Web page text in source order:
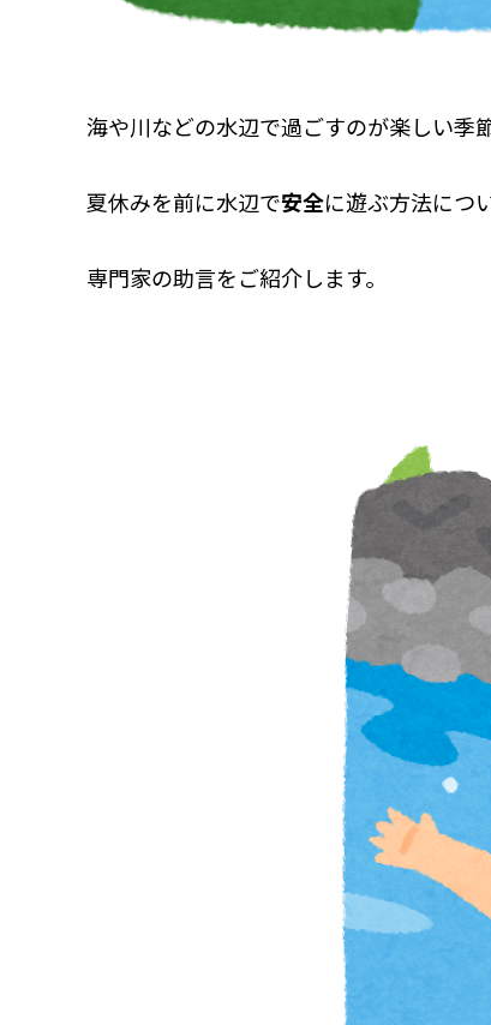
海や川などの水辺で過ごすのが楽しい季
夏休みを前に水辺で安全に遊ぶ方法につ
専門家の助言をご紹介します。